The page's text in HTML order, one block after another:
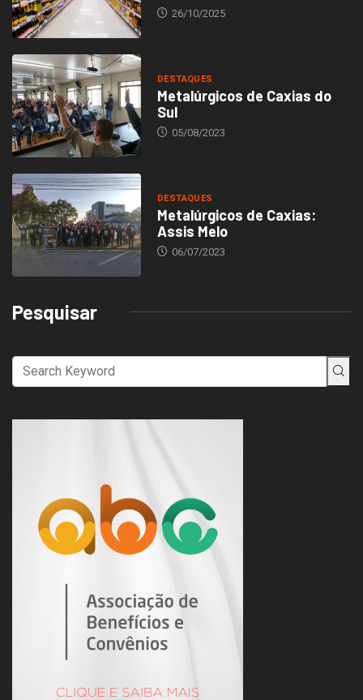
26/10/2025
DESTAQUES
Metalúrgicos de Caxias do
Sul
05/08/2023
DESTAQUES
Metalúrgicos de Caxias:
Assis Melo
06/07/2023
Pesquisar